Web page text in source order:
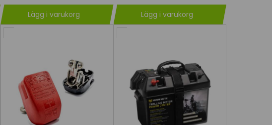
Lägg i varukorg Lägg i varukorg